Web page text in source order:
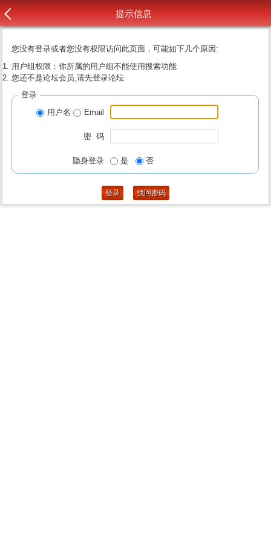
提示信息
您没有登录或者您没有权限访问此页面，可能如下几个原因:
用户组权限：你所属的用户组不能使用搜索功能
您还不是论坛会员,请先登录论坛
登录
用户名
Email
密 码
隐身登录 是 否